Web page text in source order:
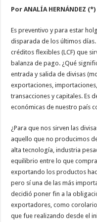
Por ANALÍA HERNÁNDEZ (*)
Es preventivo y para estar
disparada de los últimos
créditos flexibles (LCF) que
balanza de pago. ¿Qué
entrada y salida de divisas
exportaciones,
transacciones y capitales. Es
económicas de nuestro país
¿Para que nos sirven las
aquello que no producimos
alta tecnología, industria
equilibrio entre lo que
exportando los productos
pero sí una de las más
decidió poner fin a la
exportadores, como
que fue realizando desde el